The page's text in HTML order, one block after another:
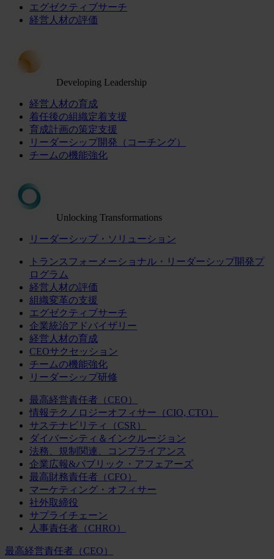
エグゼクティブサーチ
経営人材の評価
Developing Leadership
経営人材の育成
着任後の組織定着支援
育成計画の策定支援
リーダーシップ開発（コーチング）
チームの機能強化
Unlocking Transformations
リーダーシップ・ソリューション
トランスフォーメーショナル・リーダーシップ開発プ
ログラム
経営人材の評価
組織変革の支援
エグゼクティブサーチ
企業統治アドバイザリー
経営人材の育成
CEOサクセッション
チームの機能強化
リーダーシップ研修
最高経営責任者（CEO）
情報テクノロジーオフィサー（CIO, CTO）
サステナビリティ（CSR）
ダイバーシティ＆インクルージョン
法務、規制関連、コンプライアンス
企業広報&パブリック・アフェアーズ
最高財務責任者（CFO）
マーケティング・オフィサー
社外取締役
サプライチェーン
人事責任者（CHRO）
最高経営責任者（CEO）